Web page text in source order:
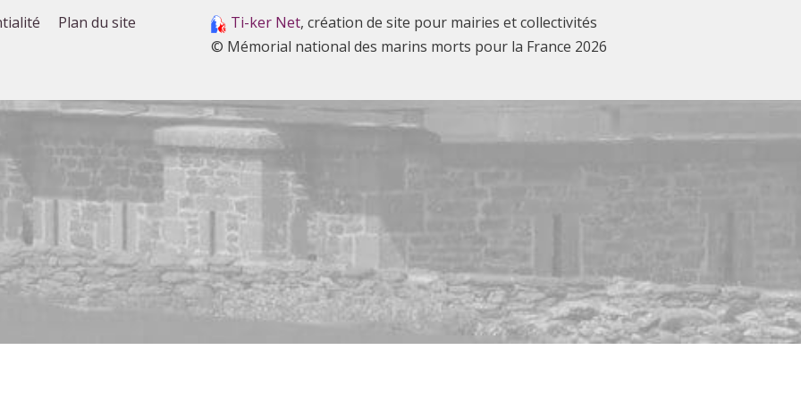
Plan du site Ti-ker Net, création de site pour mairies et collectivités
© Mémorial national des marins morts pour la France 2026